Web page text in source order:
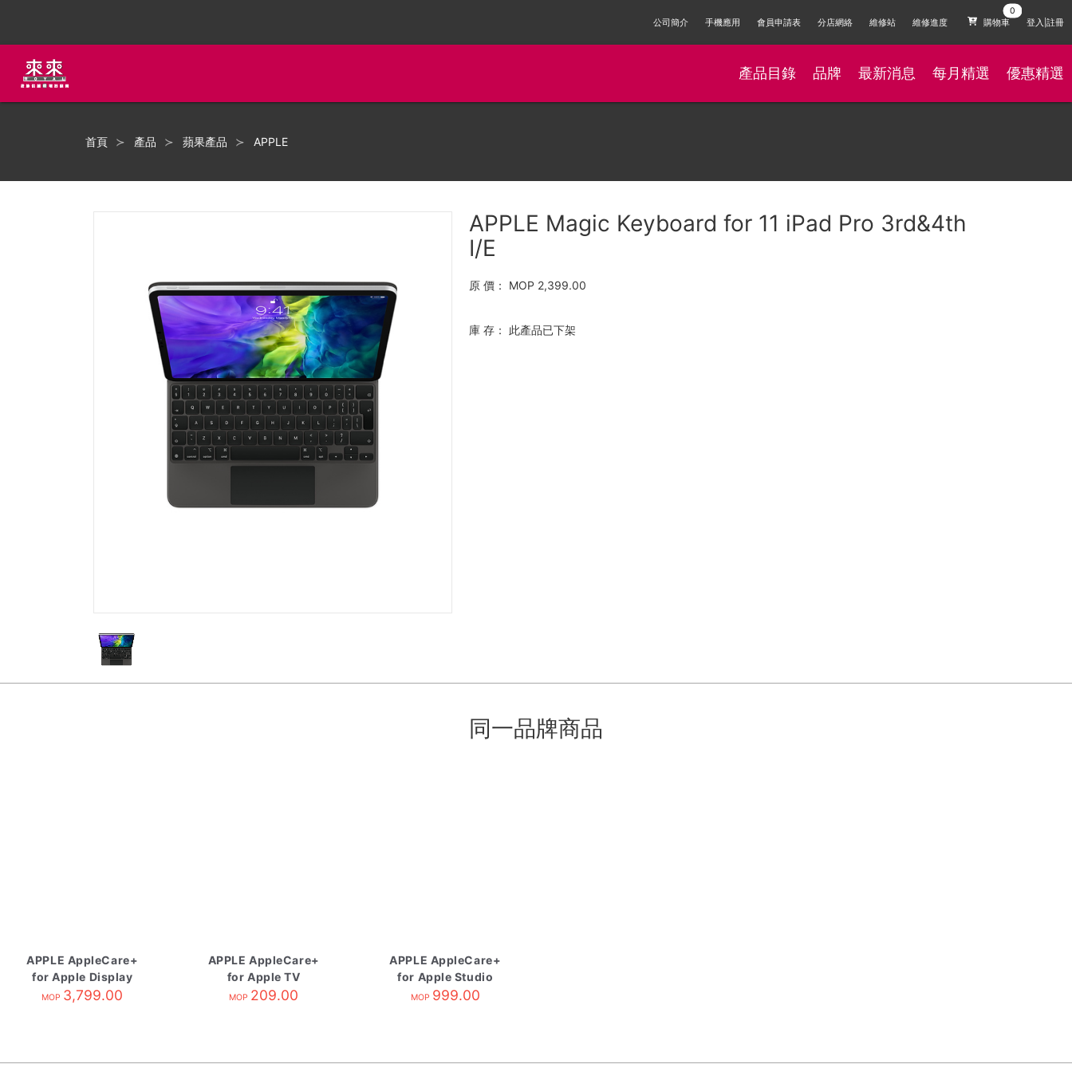
公司簡介 手機應用 會員申請表 分店網絡 維修站 維修進度 購物車 登入|註冊
產品目錄 品牌 最新消息 每月精選 優惠精選
首頁 產品 蘋果產品 APPLE
APPLE Magic Keyboard for 11 iPad Pro 3rd&4th
I/E
原 價： MOP 2,399.00
庫 存： 此產品已下架
同一品牌商品
APPLE AppleCare+
for Apple Display
MOP 3,799.00
APPLE AppleCare+
for Apple TV
MOP 209.00
APPLE AppleCare+
for Apple Studio
Display
MOP 999.00